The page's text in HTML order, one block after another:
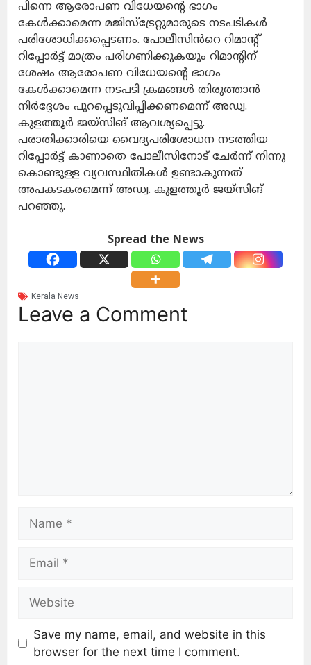
പിന്നെ ആരോപണ വിധേയൻ്റെ ഭാഗം
കേൾക്കാമെന്ന മജിസ്ട്രേറ്റുമാരുടെ നടപടികൾ
പരിശോധിക്കപ്പെടണം. പോലീസിൻറെ റിമാൻ്റ്
റിപ്പോർട്ട് മാത്രം പരിഗണിക്കുകയും റിമാൻ്റിന്
ശേഷം ആരോപണ വിധേയന്റെ ഭാഗം
കേൾക്കാമെന്ന നടപടി ക്രമങ്ങൾ തിരുത്താൻ
നിർദ്ദേശം പുറപ്പെടുവിപ്പിക്കണമെന്ന് അഡ്വ.
കുളത്തൂർ ജയ്‌സിങ് ആവശ്യപ്പെട്ടു.
പരാതിക്കാരിയെ വൈദ്യപരിശോധന നടത്തിയ
റിപ്പോർട്ട് കാണാതെ പോലീസിനോട് ചേർന്ന് നിന്നു
കൊണ്ടുള്ള വ്യവസ്ഥിതികൾ ഉണ്ടാകുന്നത്
അപകടകരമെന്ന് അഡ്വ. കുളത്തൂർ ജയ്‌സിങ്
പറഞ്ഞു.
Spread the News
Kerala News
Leave a Comment
Save my name, email, and website in this
browser for the next time I comment.